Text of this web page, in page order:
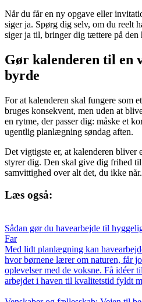
Når du får en ny opgave eller
siger ja. Spørg dig selv, om du reelt
siger ja til, bringer dig tættere på den
Gør kalenderen til en
byrde
For at kalenderen skal fungere som
bruges konsekvent, men uden at
en rytme, der passer dig: måske et
ugentlig planlægning søndag aften.
Det vigtigste er, at kalenderen
styrer dig. Den skal give dig frihed
samvittighed over alt det, du ikke når.
Læs også:
Sådan gør du havearbejde til
Far
Med lidt planlægning kan
hvor børnene lærer om naturen, får
oplevelser med de voksne. Få idéer
arbejdet i haven til kvalitetstid fyldt